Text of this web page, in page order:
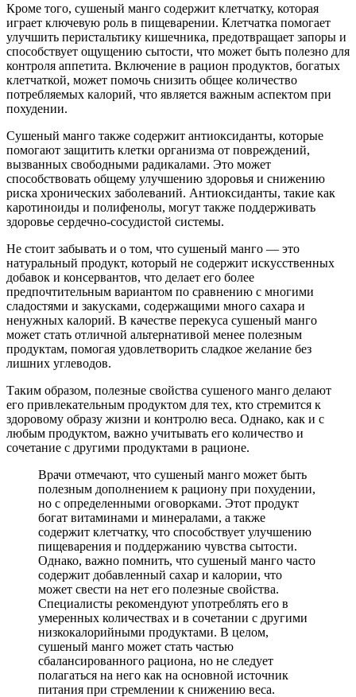
Кроме того, сушеный манго содержит клетчатку, которая
играет ключевую роль в пищеварении. Клетчатка помогает
улучшить перистальтику кишечника, предотвращает запоры и
способствует ощущению сытости, что может быть полезно для
контроля аппетита. Включение в рацион продуктов, богатых
клетчаткой, может помочь снизить общее количество
потребляемых калорий, что является важным аспектом при
похудении.
Сушеный манго также содержит антиоксиданты, которые
помогают защитить клетки организма от повреждений,
вызванных свободными радикалами. Это может
способствовать общему улучшению здоровья и снижению
риска хронических заболеваний. Антиоксиданты, такие как
каротиноиды и полифенолы, могут также поддерживать
здоровье сердечно-сосудистой системы.
Не стоит забывать и о том, что сушеный манго — это
натуральный продукт, который не содержит искусственных
добавок и консервантов, что делает его более
предпочтительным вариантом по сравнению с многими
сладостями и закусками, содержащими много сахара и
ненужных калорий. В качестве перекуса сушеный манго
может стать отличной альтернативой менее полезным
продуктам, помогая удовлетворить сладкое желание без
лишних углеводов.
Таким образом, полезные свойства сушеного манго делают
его привлекательным продуктом для тех, кто стремится к
здоровому образу жизни и контролю веса. Однако, как и с
любым продуктом, важно учитывать его количество и
сочетание с другими продуктами в рационе.
Врачи отмечают, что сушеный манго может быть
полезным дополнением к рациону при похудении,
но с определенными оговорками. Этот продукт
богат витаминами и минералами, а также
содержит клетчатку, что способствует улучшению
пищеварения и поддержанию чувства сытости.
Однако, важно помнить, что сушеный манго часто
содержит добавленный сахар и калории, что
может свести на нет его полезные свойства.
Специалисты рекомендуют употреблять его в
умеренных количествах и в сочетании с другими
низкокалорийными продуктами. В целом,
сушеный манго может стать частью
сбалансированного рациона, но не следует
полагаться на него как на основной источник
питания при стремлении к снижению веса.